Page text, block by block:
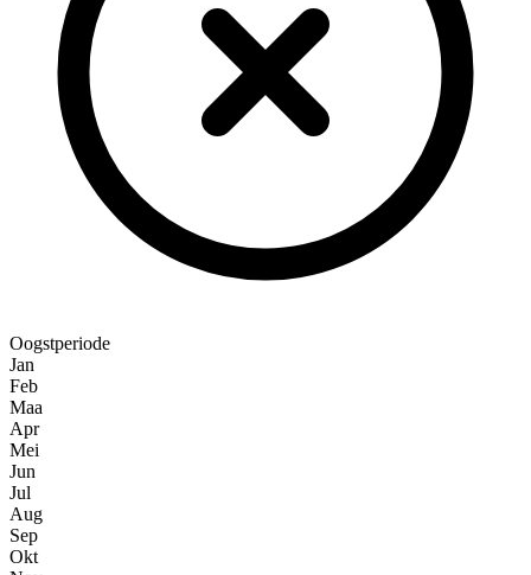
Oogstperiode
Jan
Feb
Maa
Apr
Mei
Jun
Jul
Aug
Sep
Okt